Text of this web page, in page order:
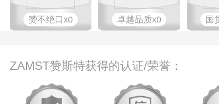
赞不绝口x0 卓越品质x0 国
ZAMST赞斯特获得的认证/荣誉：